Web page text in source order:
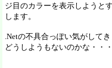
ジ目のカラーを表示しようと
します。
.Netの不具合っぽい気がしてき
どうしようもないのかな・・・